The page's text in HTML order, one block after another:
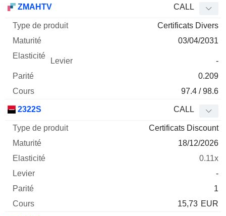
ZMAHTV CALL
Certificats Divers
03/04/2031
-
0.209
97.4 / 98.6
2322S CALL
Certificats Discount
18/12/2026
0.11x
-
1
15,73 EUR